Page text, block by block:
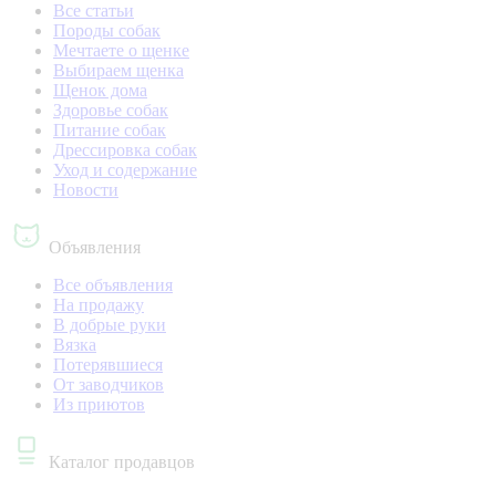
Все статьи
Породы собак
Мечтаете о щенке
Выбираем щенка
Щенок дома
Здоровье собак
Питание собак
Дрессировка собак
Уход и содержание
Новости
Объявления
Все объявления
На продажу
В добрые руки
Вязка
Потерявшиеся
От заводчиков
Из приютов
Каталог продавцов